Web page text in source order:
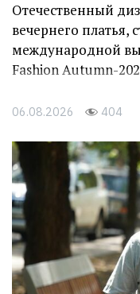
Отечественный
вечернего платья,
международной
Fashion Autumn-
06.08.2026 404